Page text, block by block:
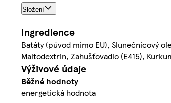
Složení
Ingredience
Batáty (původ mimo EU), Slunečnicový
Maltodextrin, Zahušťovadlo (E415),
Výživové údaje
Běžné hodnoty
energetická hodnota